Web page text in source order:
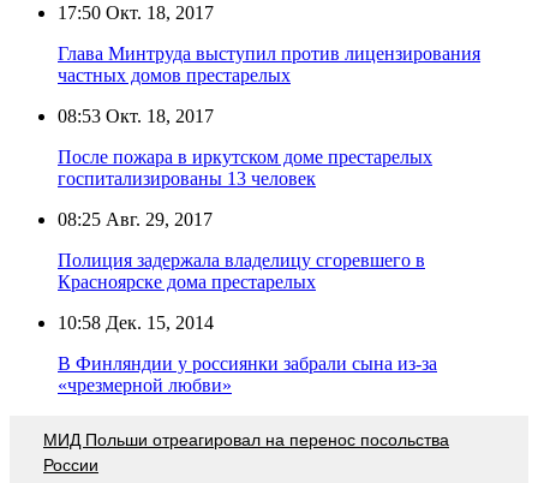
17:50 Окт. 18, 2017
Глава Минтруда выступил против лицензирования
частных домов престарелых
08:53 Окт. 18, 2017
После пожара в иркутском доме престарелых
госпитализированы 13 человек
08:25 Авг. 29, 2017
Полиция задержала владелицу сгоревшего в
Красноярске дома престарелых
10:58 Дек. 15, 2014
В Финляндии у россиянки забрали сына из-за
«чрезмерной любви»
МИД Польши отреагировал на перенос посольства
России